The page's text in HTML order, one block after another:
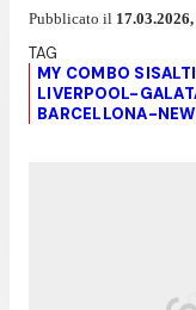
Pubblicato il
MY COMBO
LIVERPOOL-
BARCELLONA-